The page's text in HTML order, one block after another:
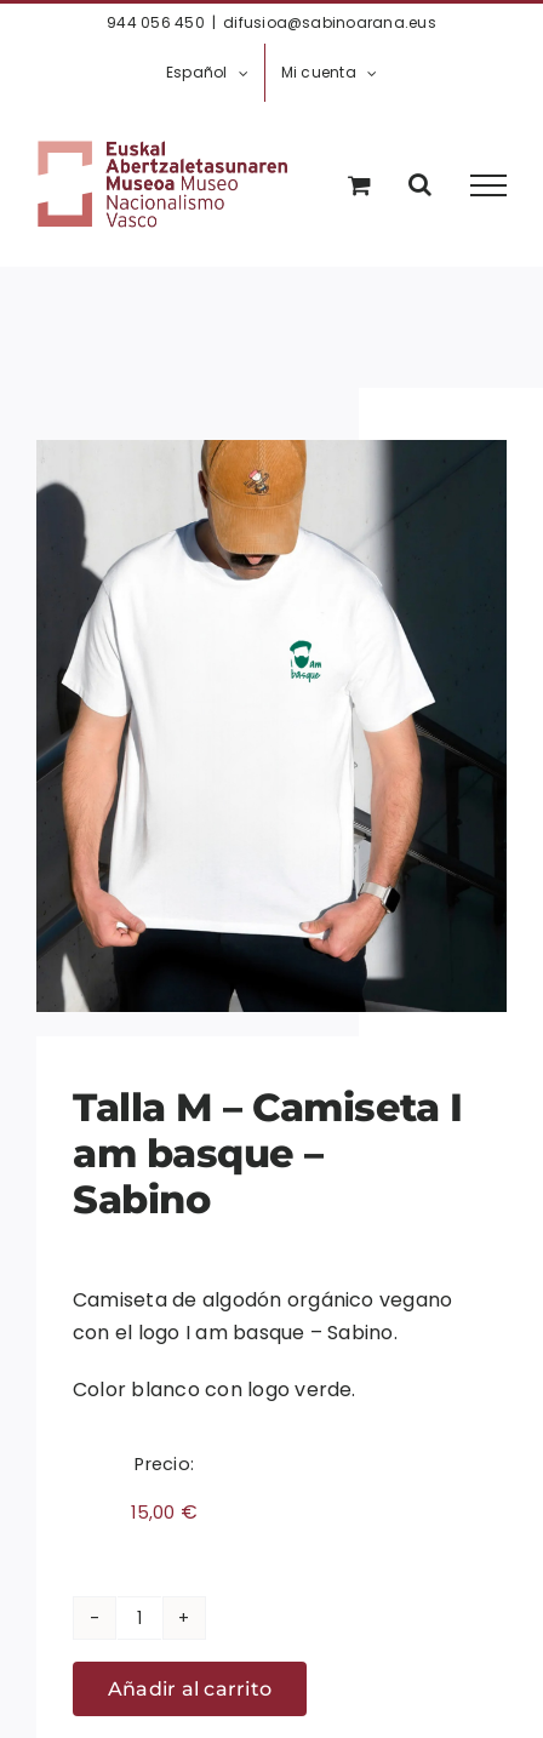
944 056 450 | difusioa@sabinoarana.eus
Español Mi cuenta
Talla M – Camiseta I
am basque –
Sabino
Camiseta de algodón orgánico vegano
con el logo I am basque – Sabino.
Color blanco con logo verde.
Precio:
15,00 €
Talla
M
-
Añadir al carrito